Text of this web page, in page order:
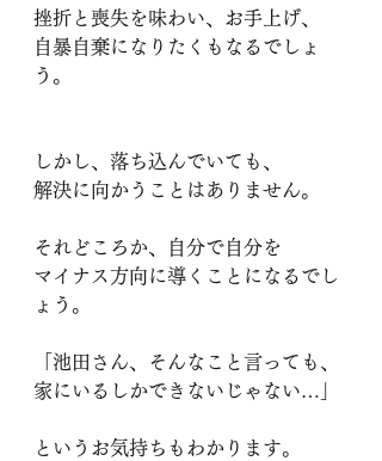
挫折と喪失を味わい、お手上げ、
自暴自棄になりたくもなるでしょ
う。
しかし、落ち込んでいても、
解決に向かうことはありません。
それどころか、自分で自分を
マイナス方向に導くことになるでし
ょう。
「池田さん、そんなこと言っても、
家にいるしかできないじゃない…」
というお気持ちもわかります。